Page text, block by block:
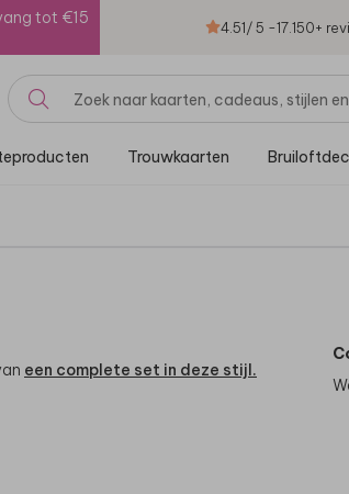
tot €15
4.51/ 5 -17.150+
Trouwkaarten
een complete set in deze stijl.